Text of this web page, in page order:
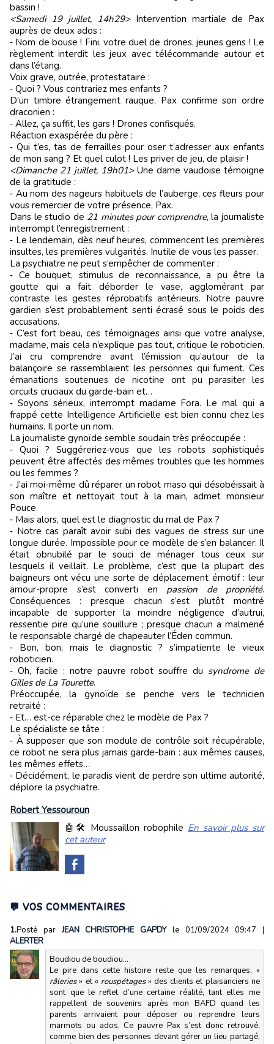
bassin !
<Samedi 19 juillet, 14h29>Intervention martiale de Pax
auprès de deux ados :
‑ Nom de bouse ! Fini, votre duel de drones, jeunes gens ! Le
règlement interdit les jeux avec télécommande autour et
dans l’étang.
Voix grave, outrée, protestataire :
‑ Quoi ? Vous contrariez mes enfants ?
D’un timbre étrangement rauque, Pax confirme son ordre
draconien :
‑ Allez, ça suffit, les gars ! Drones confisqués.
Réaction exaspérée du père :
‑ Qui t’es, tas de ferrailles pour oser t’adresser aux enfants
de mon sang ? Et quel culot ! Les priver de jeu, de plaisir !
<Dimanche 21 juillet, 19h01> Une dame vaudoise témoigne
de la gratitude :
‑ Au nom des nageurs habituels de l’auberge, ces fleurs pour
vous remercier de votre présence, Pax.
Dans le studio de 21 minutes pour comprendre, la journaliste
interrompt l’enregistrement :
‑ Le lendemain, dès neuf heures, commencent les premières
insultes, les premières vulgarités. Inutile de vous les passer.
La psychiatre ne peut s’empêcher de commenter :
‑ Ce bouquet, stimulus de reconnaissance, a pu être la
goutte qui a fait déborder le vase, agglomérant par
contraste les gestes réprobatifs antérieurs. Notre pauvre
gardien s’est probablement senti écrasé sous le poids des
accusations.
‑ C’est fort beau, ces témoignages ainsi que votre analyse,
madame, mais cela n’explique pas tout, critique le roboticien.
J’ai cru comprendre avant l’émission qu’autour de la
balançoire se rassemblaient les personnes qui fument. Ces
émanations soutenues de nicotine ont pu parasiter les
circuits cruciaux du garde-bain et…
‑ Soyons sérieux, interrompt madame Fora. Le mal qui a
frappé cette Intelligence Artificielle est bien connu chez les
humains. Il porte un nom.
La journaliste gynoïde semble soudain très préoccupée :
‑ Quoi ? Suggéreriez-vous que les robots sophistiqués
peuvent être affectés des mêmes troubles que les hommes
ou les femmes ?
‑ J’ai moi-même dû réparer un robot maso qui désobéissait à
son maître et nettoyait tout à la main, admet monsieur
Pouce.
‑ Mais alors, quel est le diagnostic du mal de Pax ?
‑ Notre cas paraît avoir subi des vagues de stress sur une
longue durée. Impossible pour ce modèle de s’en balancer. Il
était obnubilé par le souci de ménager tous ceux sur
lesquels il veillait. Le problème, c’est que la plupart des
baigneurs ont vécu une sorte de déplacement émotif : leur
amour-propre s’est converti en passion de propriété.
Conséquences : presque chacun s’est plutôt montré
incapable de supporter la moindre négligence d’autrui,
ressentie pire qu’une souillure ; presque chacun a malmené
le responsable chargé de chapeauter l’Éden commun.
‑ Bon, bon, mais le diagnostic ? s’impatiente le vieux
roboticien.
‑ Oh, facile : notre pauvre robot souffre du syndrome de
Gilles de La Tourette.
Préoccupée, la gynoïde se penche vers le technicien
retraité :
‑ Et… est-ce réparable chez le modèle de Pax ?
Le spécialiste se tâte :
‑ À supposer que son module de contrôle soit récupérable,
ce robot ne sera plus jamais garde-bain : aux mêmes causes,
les mêmes effets…
‑ Décidément, le paradis vient de perdre son ultime autorité,
déplore la psychiatre.
Robert Yessouroun
🤖🛠️ Moussaillon robophile En savoir plus sur
cet auteur
💬 VOS COMMENTAIRES
1.Posté parJEAN CHRISTOPHE GAPDY le 01/09/2024 09:47 |
ALERTER
Boudiou de boudiou…
Le pire dans cette histoire reste que les remarques, «
râleries» et « rouspétages» des clients et plaisanciers ne
sont que le reflet d’une certaine réalité, tant elles me
rappellent de souvenirs après mon BAFD quand les
parents arrivaient pour déposer ou reprendre leurs
marmots ou ados. Ce pauvre Pax s’est donc retrouvé,
comme bien des personnes devant gérer un lieu partagé,